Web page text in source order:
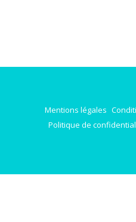
Mentions légales
Politique de